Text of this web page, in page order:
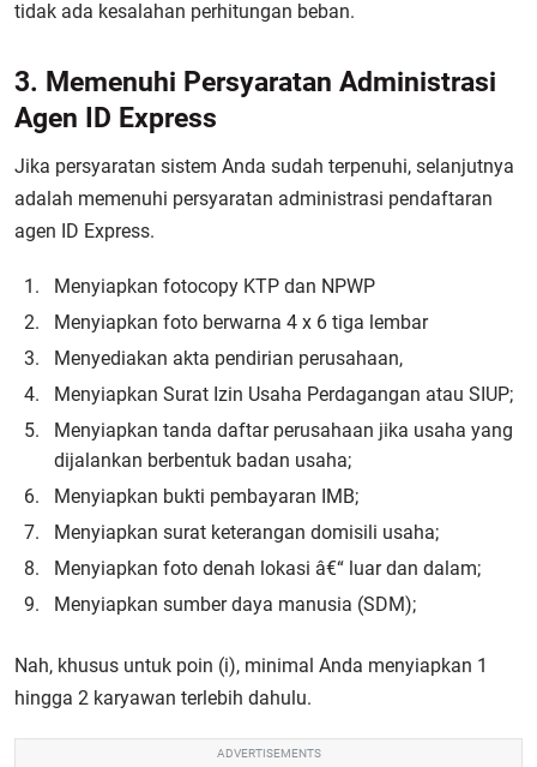
tidak ada kesalahan perhitungan beban.
3. Memenuhi Persyaratan Administrasi
Agen ID Express
Jika persyaratan sistem Anda sudah terpenuhi, selanjutnya
adalah memenuhi persyaratan administrasi pendaftaran
agen ID Express.
Menyiapkan fotocopy KTP dan NPWP
Menyiapkan foto berwarna 4 x 6 tiga lembar
Menyediakan akta pendirian perusahaan,
Menyiapkan Surat Izin Usaha Perdagangan atau SIUP;
Menyiapkan tanda daftar perusahaan jika usaha yang
dijalankan berbentuk badan usaha;
Menyiapkan bukti pembayaran IMB;
Menyiapkan surat keterangan domisili usaha;
Menyiapkan foto denah lokasi â€“ luar dan dalam;
Menyiapkan sumber daya manusia (SDM);
Nah, khusus untuk poin (i), minimal Anda menyiapkan 1
hingga 2 karyawan terlebih dahulu.
ADVERTISEMENTS